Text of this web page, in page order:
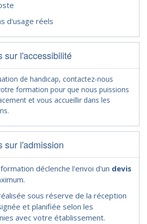
d'usage réels
sur l'accessibilité
de handicap, contactez-nous
formation pour que nous puissions
et vous accueillir dans les
sur l'admission
déclenche l'envoi d'un devis
sous réserve de la réception
et planifiée selon les
avec votre établissement.